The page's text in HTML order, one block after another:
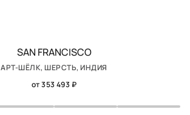
SAN FRANCISCO
АРТ-ШЁЛК, ШЕРСТЬ, ИНДИЯ
от 353 493 ₽